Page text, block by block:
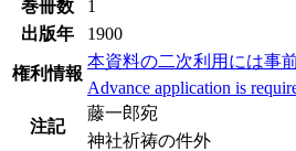
巻冊数
1
出版年
1900
権利情報
本資料の二次利用には事
Advance application is
注記
藤一郎宛
神社祈祷の件外